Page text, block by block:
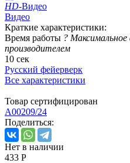
HD-Видео
Видео
Краткие характеристики:
Время работы ? Максимальное
производителем
10 сек
Русский фейерверк
Все характеристики
Товар сертифицирован
A00209/24
Поделиться:
Нет в наличии
433 Р